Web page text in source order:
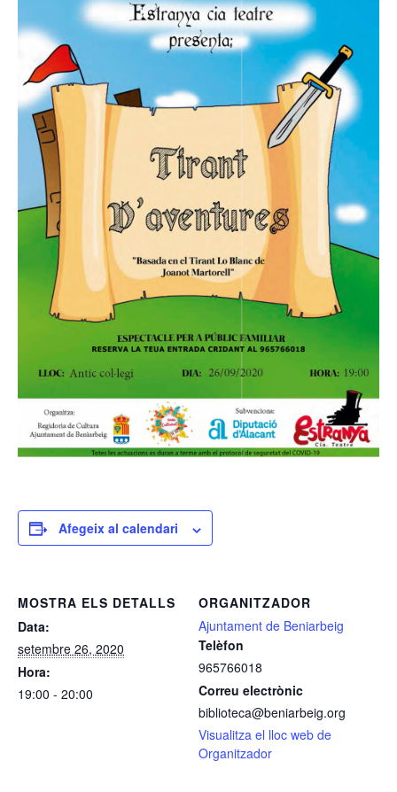
Afegeix al calendari
MOSTRA ELS DETALLS
Data:
setembre 26, 2020
Hora:
19:00 - 20:00
ORGANITZADOR
Ajuntament de Beniarbeig
Telèfon
965766018
Correu electrònic
biblioteca@beniarbeig.org
Visualitza el lloc web de
Organitzador